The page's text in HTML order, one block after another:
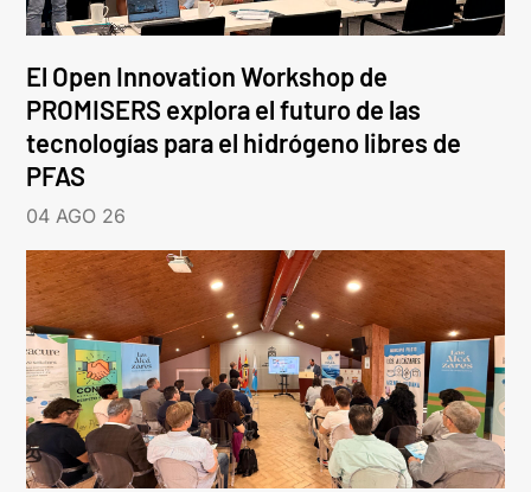
El Open Innovation Workshop de
PROMISERS explora el futuro de las
tecnologías para el hidrógeno libres de
PFAS
04 AGO 26